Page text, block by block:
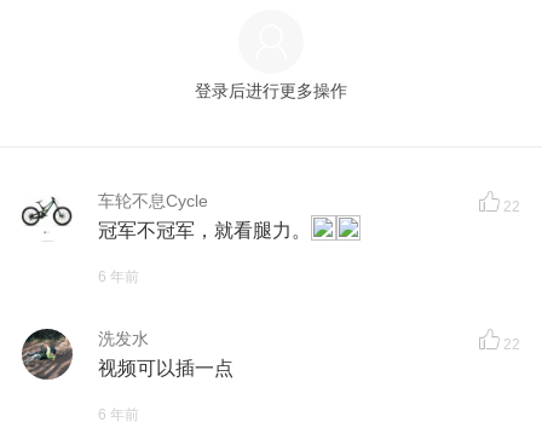
登录后进行更多操作
车轮不息Cycle 22
冠军不冠军，就看腿力。
6 年前
洗发水 22
视频可以插一点
6 年前